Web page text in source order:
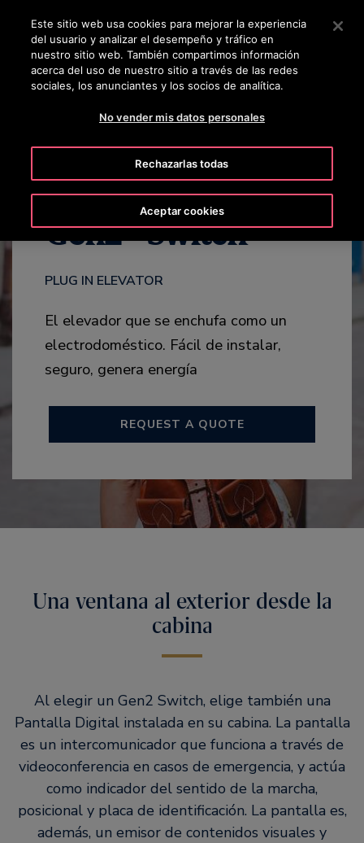
Pulse Intro para saltar al contenido principal
BUSCAR
Gen2®Switch
PLUG IN ELEVATOR
El elevador que se enchufa como un
electrodoméstico. Fácil de instalar,
seguro, genera energía
REQUEST A QUOTE
Una ventana al exterior desde la
cabina
Al elegir un Gen2 Switch, elige también una
Pantalla Digital instalada en su cabina. La pantalla
es un intercomunicador que funciona a través de
videoconferencia en casos de emergencia, y actúa
como indicador del sentido de la marcha,
posicional y placa de identificación. La pantalla es,
además, un emisor de contenidos visuales y
Este sitio web usa cookies para mejorar la experiencia
del usuario y analizar el desempeño y tráfico en
nuestro sitio web. También compartimos información
acerca del uso de nuestro sitio a través de las redes
sociales, los anunciantes y los socios de analítica.
No vender mis datos personales
Rechazarlas todas
Aceptar cookies